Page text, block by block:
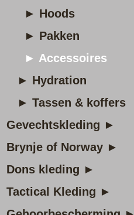
► Hoods
► Pakken
► Accessoires
► Hydration
► Tassen & koffers
Gevechtskleding ►
Brynje of Norway ►
Dons kleding ►
Tactical Kleding ►